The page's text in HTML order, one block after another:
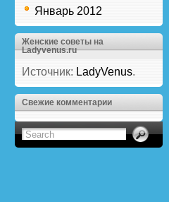
Январь 2012
Женские советы на
Ladyvenus.ru
Источник: LadyVenus.
Свежие комментарии